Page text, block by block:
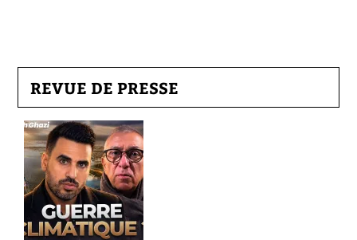
REVUE DE PRESSE